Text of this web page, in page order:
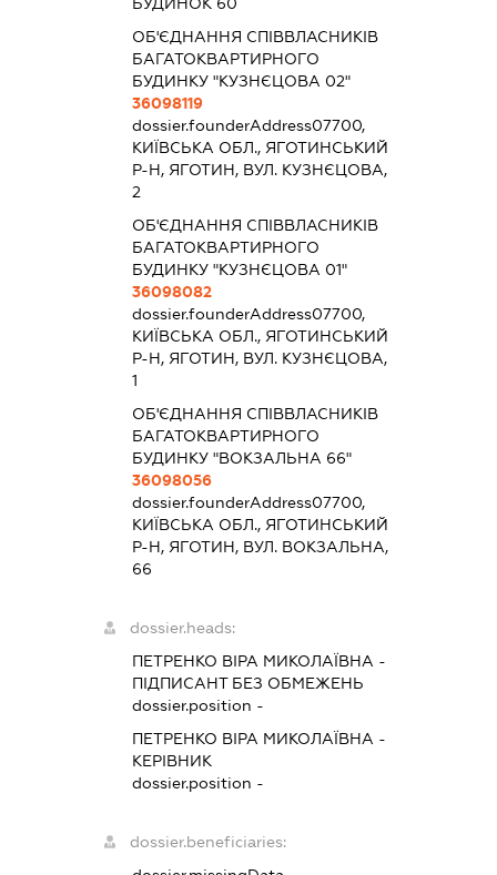
ОБ'ЄДНАННЯ СПІВВЛАСНИКІВ
БАГАТОКВАРТИРНОГО
БУДИНКУ "КУЗНЄЦОВА 02"
36098119
dossier.founderAddress07700,
КИЇВСЬКА ОБЛ., ЯГОТИНСЬКИЙ
Р-Н, ЯГОТИН, ВУЛ. КУЗНЄЦОВА,
2
ОБ'ЄДНАННЯ СПІВВЛАСНИКІВ
БАГАТОКВАРТИРНОГО
БУДИНКУ "КУЗНЄЦОВА 01"
36098082
dossier.founderAddress07700,
КИЇВСЬКА ОБЛ., ЯГОТИНСЬКИЙ
Р-Н, ЯГОТИН, ВУЛ. КУЗНЄЦОВА,
1
ОБ'ЄДНАННЯ СПІВВЛАСНИКІВ
БАГАТОКВАРТИРНОГО
БУДИНКУ "ВОКЗАЛЬНА 66"
36098056
dossier.founderAddress07700,
КИЇВСЬКА ОБЛ., ЯГОТИНСЬКИЙ
Р-Н, ЯГОТИН, ВУЛ. ВОКЗАЛЬНА,
66
dossier.heads:
ПЕТРЕНКО ВІРА МИКОЛАЇВНА -
ПІДПИСАНТБЕЗ ОБМЕЖЕНЬ
dossier.position -
ПЕТРЕНКО ВІРА МИКОЛАЇВНА -
КЕРІВНИК
dossier.position -
dossier.beneficiaries: